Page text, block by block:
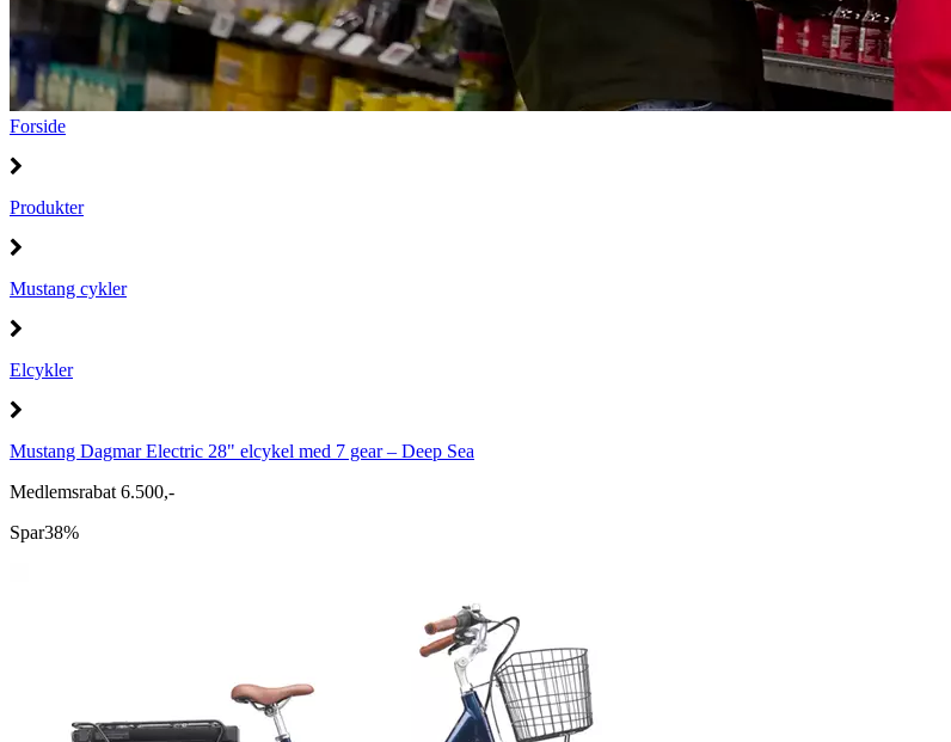
Forside
Produkter
Mustang cykler
Elcykler
Mustang Dagmar Electric 28" elcykel med 7 gear – Deep Sea
Medlemsrabat 6.500,-
Spar38%